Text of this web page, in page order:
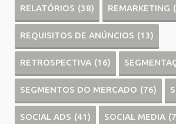
RELATÓRIOS (38) REMARKETING
REQUISITOS DE ANÚNCIOS (13)
RETROSPECTIVA (16)
SEGMENTOS DO MERCADO (76)
SOCIAL ADS (41) SOCIAL MEDIA